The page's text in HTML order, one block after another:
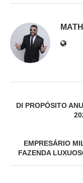
DI PROPÓSITO
EMPRESÁRIO
FAZENDA